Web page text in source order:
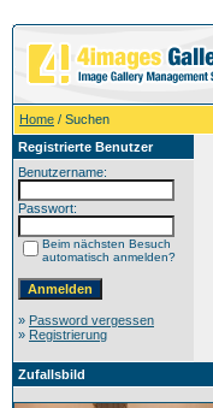
Home / Suchen
Registrierte Benutzer
Benutzername:
Passwort:
Beim nächsten Besuch
automatisch anmelden?
» Password vergessen
» Registrierung
Zufallsbild